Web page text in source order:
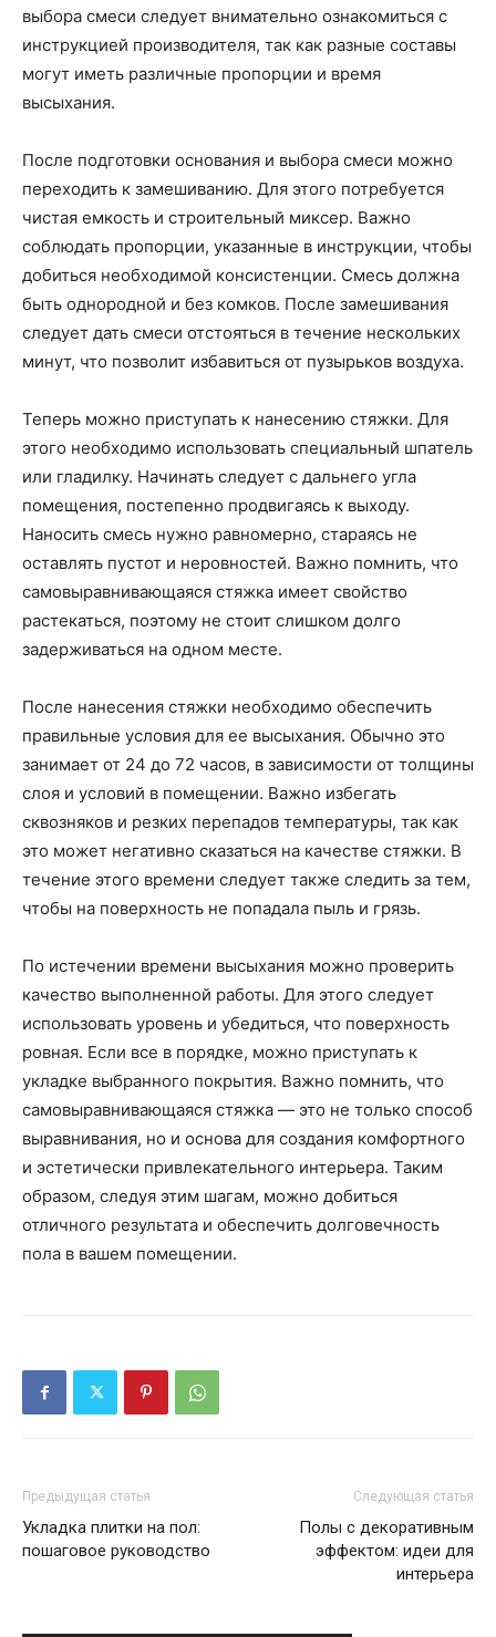
выбора смеси следует внимательно ознакомиться с
инструкцией производителя, так как разные составы
могут иметь различные пропорции и время
высыхания.
После подготовки основания и выбора смеси можно
переходить к замешиванию. Для этого потребуется
чистая емкость и строительный миксер. Важно
соблюдать пропорции, указанные в инструкции, чтобы
добиться необходимой консистенции. Смесь должна
быть однородной и без комков. После замешивания
следует дать смеси отстояться в течение нескольких
минут, что позволит избавиться от пузырьков воздуха.
Теперь можно приступать к нанесению стяжки. Для
этого необходимо использовать специальный шпатель
или гладилку. Начинать следует с дальнего угла
помещения, постепенно продвигаясь к выходу.
Наносить смесь нужно равномерно, стараясь не
оставлять пустот и неровностей. Важно помнить, что
самовыравнивающаяся стяжка имеет свойство
растекаться, поэтому не стоит слишком долго
задерживаться на одном месте.
После нанесения стяжки необходимо обеспечить
правильные условия для ее высыхания. Обычно это
занимает от 24 до 72 часов, в зависимости от толщины
слоя и условий в помещении. Важно избегать
сквозняков и резких перепадов температуры, так как
это может негативно сказаться на качестве стяжки. В
течение этого времени следует также следить за тем,
чтобы на поверхность не попадала пыль и грязь.
По истечении времени высыхания можно проверить
качество выполненной работы. Для этого следует
использовать уровень и убедиться, что поверхность
ровная. Если все в порядке, можно приступать к
укладке выбранного покрытия. Важно помнить, что
самовыравнивающаяся стяжка — это не только способ
выравнивания, но и основа для создания комфортного
и эстетически привлекательного интерьера. Таким
образом, следуя этим шагам, можно добиться
отличного результата и обеспечить долговечность
пола в вашем помещении.
Предыдущая статья
Укладка плитки на пол:
пошаговое руководство
Следующая статья
Полы с декоративным
эффектом: идеи для
интерьера